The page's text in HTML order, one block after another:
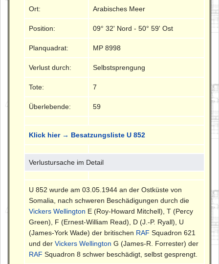
Ort: Arabisches Meer
Position: 09° 32' Nord - 50° 59' Ost
Planquadrat: MP 8998
Verlust durch: Selbstsprengung
Tote: 7
Überlebende: 59
Klick hier → Besatzungsliste U 852
Verlustursache im Detail
U 852 wurde am 03.05.1944 an der Ostküste von
Somalia, nach schweren Beschädigungen durch die
Vickers Wellington E (Roy-Howard Mitchell), T (Percy
Green), F (Ernest-William Read), D (J.-P. Ryall), U
(James-York Wade) der britischen RAF Squadron 621
und derVickers Wellington G (James-R. Forrester) der
RAF Squadron 8 schwer beschädigt, selbst gesprengt.